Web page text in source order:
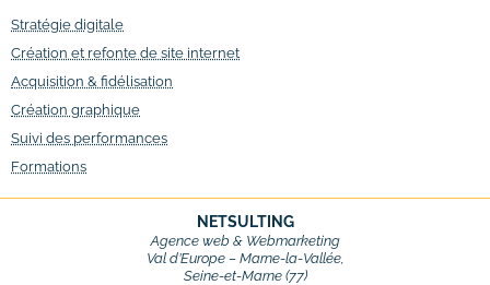
Stratégie digitale
Création et refonte de site internet
Acquisition & fidélisation
Création graphique
Suivi des performances
Formations
NETSULTING
Agence web & Webmarketing
Val d’Europe – Marne-la-Vallée,
Seine-et-Marne (77)